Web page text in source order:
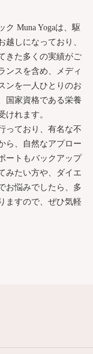
Muna Yogaは、駆
しになっており、
きた多くの実績がご
ンスを含め、メディ
ンを一人ひとりのお
国家資格である栄養
けれます。
っており、有名な不
ら、自然なアプロー
ートもバックアップ
みたい方や、ダイエ
お悩みでしたら、多
ますので、ぜひ気軽